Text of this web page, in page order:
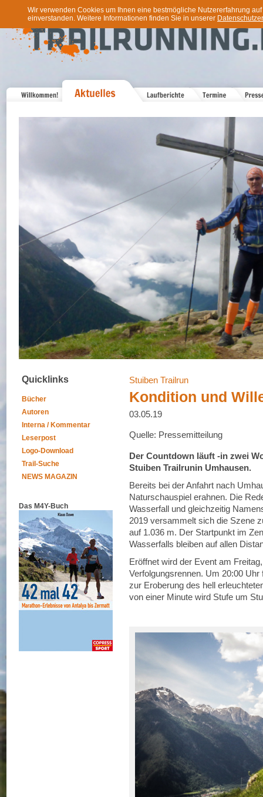
Wir verwenden Cookies um Ihnen eine bestmögliche Nutzererfahrung
einverstanden. Weitere Informationen finden Sie in unserer
Quicklinks
Bücher
Autoren
Interna / Kommentar
Leserpost
Logo-Download
Trail-Suche
NEWS MAGAZIN
Das M4Y-Buch
Stuiben Trailrun
Kondition und
03.05.19
Quelle: Pressemitteilung
Der Countdown läuft -in zwei
Stuiben Trailrunin Umhausen.
Bereits bei der Anfahrt nach
Naturschauspiel erahnen. Die
Wasserfall und gleichzeitig
2019 versammelt sich die Szene
auf 1.036 m. Der Startpunkt im
Wasserfalls bleiben auf allen
Eröffnet wird der Event am
Verfolgungsrennen. Um 20:00
zur Eroberung des hell
von einer Minute wird Stufe um